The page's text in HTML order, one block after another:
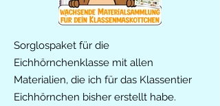
Sorglospaket für die
Eichhörnchenklasse mit allen
Materialien, die ich für das Klassentier
Eichhörnchen bisher erstellt habe.